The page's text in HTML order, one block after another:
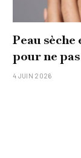
Peau
pour ne
4 JUIN 2026